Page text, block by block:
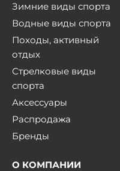
Зимние виды спорта
Водные виды спорта
Походы, активный
отдых
Стрелковые виды
спорта
Аксессуары
Распродажа
Бренды
О КОМПАНИИ